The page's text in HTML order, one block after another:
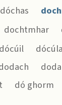
dóchas
dochtmhar
dócúil
dó ghorm